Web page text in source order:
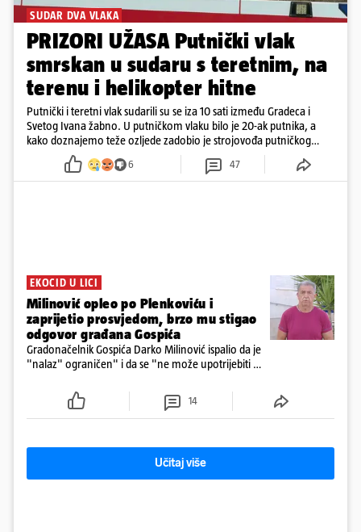
SUDAR DVA VLAKA
PRIZORI UŽASA Putnički vlak
smrskan u sudaru s teretnim, na
terenu i helikopter hitne
Putnički i teretni vlak sudarili su se iza 10 sati između Gradeca i
Svetog Ivana žabno. U putničkom vlaku bilo je 20-ak putnika, a
kako doznajemo teže ozljede zadobio je strojovođa putničkog
vlaka. Zatvoren je promet, a fotoreporteri Prigorskog objavili su
prve snimke s mjesta sudara
6 47
EKOCID U LICI
Milinović opleo po Plenkoviću i
zaprijetio prosvjedom, brzo mu stigao
odgovor građana Gospića
Gradonačelnik Gospića Darko Milinović ispalio da je
"nalaz" ograničen" i da se "ne može upotrijebiti za
ga je naručio Uskok i da je dio spisa
14
Učitaj više